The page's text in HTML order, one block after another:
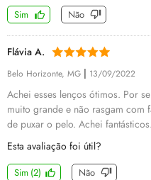
Sim Não
Flávia A.
Belo Horizonte, MG | 13/09/2022
Achei esses lenços ótimos. Por
muito grande e não rasgam com
de puxar o pelo. Achei fantásticos.
Esta avaliação foi útil?
Sim (2) Não